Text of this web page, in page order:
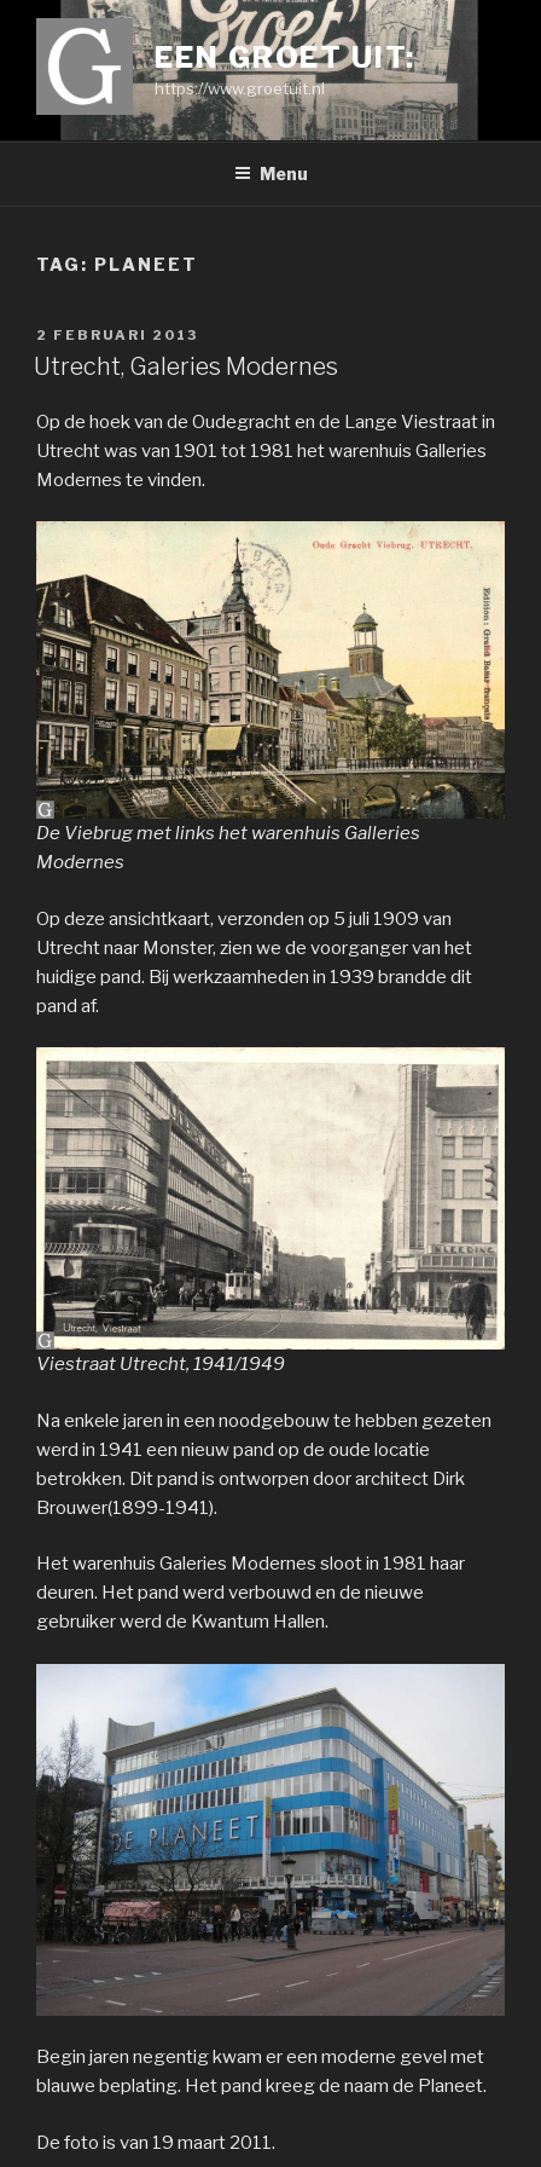
EEN GROET UIT:
https://www.groetuit.nl
Menu
TAG: PLANEET
GEPLAATST
OP
2 FEBRUARI 2013
Utrecht, Galeries Modernes
Op de hoek van de Oudegracht en de Lange Viestraat in
Utrecht was van 1901 tot 1981 het warenhuis Galleries
Modernes te vinden.
De Viebrug met links het warenhuis Galleries
Modernes
Op deze ansichtkaart, verzonden op 5 juli 1909 van
Utrecht naar Monster, zien we de voorganger van het
huidige pand. Bij werkzaamheden in 1939 brandde dit
pand af.
Viestraat Utrecht, 1941/1949
Na enkele jaren in een noodgebouw te hebben gezeten
werd in 1941 een nieuw pand op de oude locatie
betrokken. Dit pand is ontworpen door architect Dirk
Brouwer(1899-1941).
Het warenhuis Galeries Modernes sloot in 1981 haar
deuren. Het pand werd verbouwd en de nieuwe
gebruiker werd de Kwantum Hallen.
Begin jaren negentig kwam er een moderne gevel met
blauwe beplating. Het pand kreeg de naam de Planeet.
De foto is van 19 maart 2011.